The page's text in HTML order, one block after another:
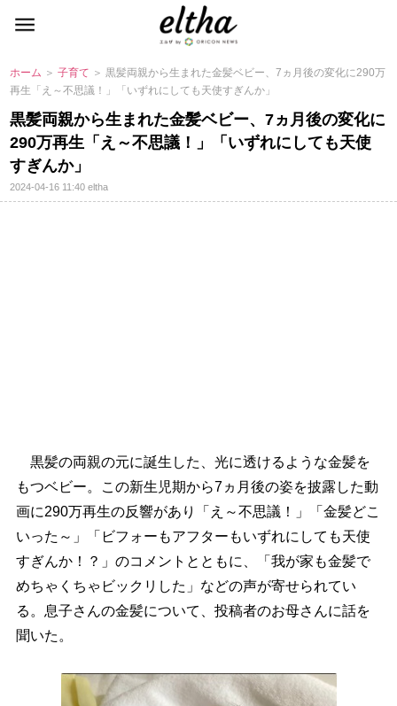
ホーム ＞子育て ＞ 黒髪両親から生まれた金髪ベビー、7ヵ月後の変化に290万
再生「え～不思議！」「いずれにしても天使すぎんか」
黒髪両親から生まれた金髪ベビー、7ヵ月後の変化に
290万再生「え～不思議！」「いずれにしても天使
すぎんか」
2024-04-16 11:40eltha
黒髪の両親の元に誕生した、光に透けるような金髪を
もつベビー。この新生児期から7ヵ月後の姿を披露した動
画に290万再生の反響があり「え～不思議！」「金髪どこ
いった～」「ビフォーもアフターもいずれにしても天使
すぎんか！？」のコメントとともに、「我が家も金髪で
めちゃくちゃビックリした」などの声が寄せられてい
る。息子さんの金髪について、投稿者のお母さんに話を
聞いた。